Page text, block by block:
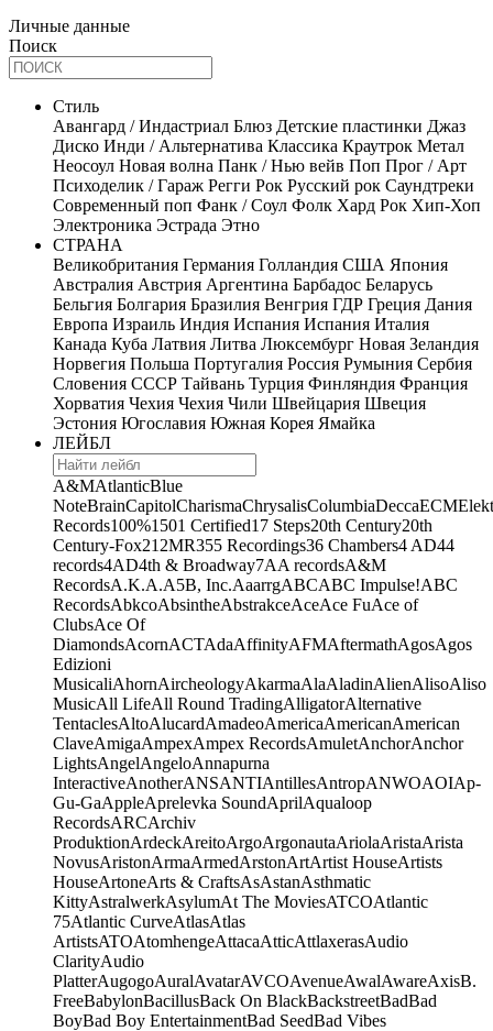
Личные данные
Поиск
Стиль
Авангард / Индастриал Блюз Детские пластинки Джаз
Диско Инди / Альтернатива Классика Краутрок Метал
Неосоул Новая волна Панк / Нью вейв Поп Прог / Арт
Психоделик / Гараж Регги Рок Русский рок Саундтреки
Современный поп Фанк / Соул Фолк Хард Рок Хип-Хоп
Электроника Эстрада Этно
СТРАНА
Великобритания Германия Голландия США Япония
Австралия Австрия Аргентина Барбадос Беларусь
Бельгия Болгария Бразилия Венгрия ГДР Греция Дания
Европа Израиль Индия Испания Испания Италия
Канада Куба Латвия Литва Люксембург Новая Зеландия
Норвегия Польша Португалия Россия Румыния Сербия
Словения СССР Тайвань Турция Финляндия Франция
Хорватия Чехия Чехия Чили Швейцария Швеция
Эстония Югославия Южная Корея Ямайка
ЛЕЙБЛ
A&MAtlanticBlue
NoteBrainCapitolCharismaChrysalisColumbiaDeccaECM
Records100%1501 Certified17 Steps20th Century20th
Century-Fox21 2MR355 Recordings36 Chambers4 AD44
records4AD4th & Broadway7AA recordsA&M
RecordsA.K.A.A5B, Inc.AaarrgABCABC Impulse!ABC
RecordsAbkcoAbsintheAbstrakceAceAce FuAce of
ClubsAce Of
DiamondsAcornACTAdaAffinityAFMAftermathAgosAgos
Edizioni
MusicaliAhornAircheologyAkarmaAlaAladinAlienAlisoAliso
MusicAll LifeAll Round TradingAlligatorAlternative
TentaclesAltoAlucardAmadeoAmericaAmericanAmerican
ClaveAmigaAmpexAmpex RecordsAmuletAnchorAnchor
LightsAngelAngeloAnnapurna
InteractiveAnotherANSANTIAntillesAntropANWOAOIAp-
Gu-GaAppleAprelevka SoundAprilAqualoop
RecordsARCArchiv
ProduktionArdeckAreitoArgoArgonautaAriolaAristaArista
NovusAristonArmaArmedArstonArtArtist HouseArtists
HouseArtoneArts & CraftsAsAstanAsthmatic
KittyAstralwerkAsylumAt The MoviesATCOAtlantic
75Atlantic CurveAtlasAtlas
ArtistsATOAtomhengeAttacaAtticAttlaxerasAudio
ClarityAudio
PlatterAugogoAuralAvatarAVCOAvenueAwalAwareAxisB.
FreeBabylonBacillusBack On BlackBackstreetBadBad
BoyBad Boy EntertainmentBad SeedBad Vibes